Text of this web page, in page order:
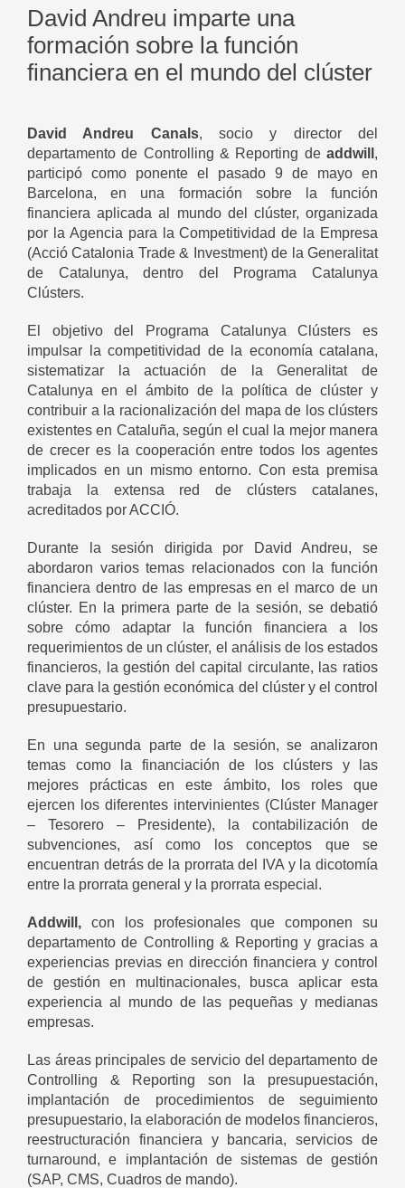
David Andreu imparte una
formación sobre la función
financiera en el mundo del clúster
David Andreu Canals, socio y director del
departamento de Controlling & Reporting de addwill ,
participó como ponente el pasado 9 de mayo en
Barcelona, en una formación sobre la función
financiera aplicada al mundo del clúster, organizada
por la Agencia para la Competitividad de la Empresa
(Acció Catalonia Trade & Investment) de la Generalitat
de Catalunya, dentro del Programa Catalunya
Clústers.
El objetivo del Programa Catalunya Clústers es
impulsar la competitividad de la economía catalana,
sistematizar la actuación de la Generalitat de
Catalunya en el ámbito de la política de clúster y
contribuir a la racionalización del mapa de los clústers
existentes en Cataluña, según el cual la mejor manera
de crecer es la cooperación entre todos los agentes
implicados en un mismo entorno. Con esta premisa
trabaja la extensa red de clústers catalanes,
acreditados por ACCIÓ.
Durante la sesión dirigida por David Andreu, se
abordaron varios temas relacionados con la función
financiera dentro de las empresas en el marco de un
clúster. En la primera parte de la sesión, se debatió
sobre cómo adaptar la función financiera a los
requerimientos de un clúster, el análisis de los estados
financieros, la gestión del capital circulante, las ratios
clave para la gestión económica del clúster y el control
presupuestario.
En una segunda parte de la sesión, se analizaron
temas como la financiación de los clústers y las
mejores prácticas en este ámbito, los roles que
ejercen los diferentes intervinientes (Clúster Manager
– Tesorero – Presidente), la contabilización de
subvenciones, así como los conceptos que se
encuentran detrás de la prorrata del IVA y la dicotomía
entre la prorrata general y la prorrata especial.
Addwill, con los profesionales que componen su
departamento de Controlling & Reporting y gracias a
experiencias previas en dirección financiera y control
de gestión en multinacionales, busca aplicar esta
experiencia al mundo de las pequeñas y medianas
empresas.
Las áreas principales de servicio del departamento de
Controlling & Reporting son la presupuestación,
implantación de procedimientos de seguimiento
presupuestario, la elaboración de modelos financieros,
reestructuración financiera y bancaria, servicios de
turnaround, e implantación de sistemas de gestión
(SAP, CMS, Cuadros de mando).